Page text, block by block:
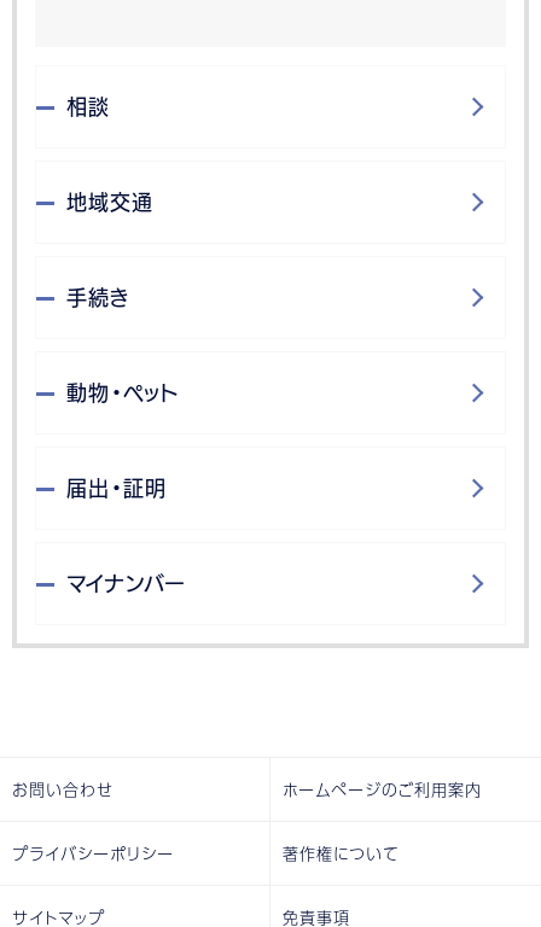
相談
地域交通
手続き
動物・ペット
届出・証明
マイナンバー
お問い合わせ ホームページのご利用案内
プライバシーポリシー 著作権について
サイトマップ 免責事項